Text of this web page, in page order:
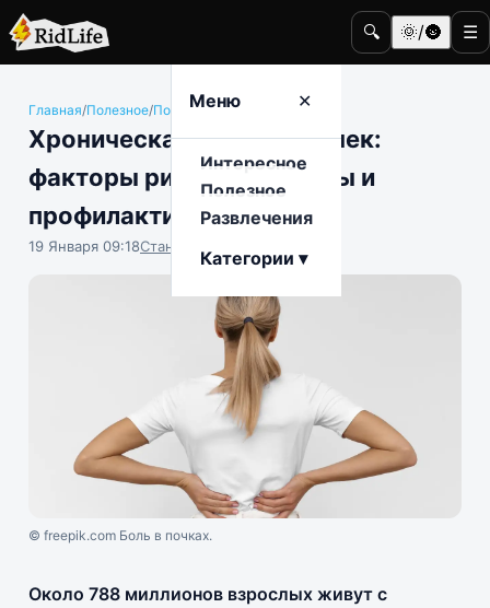
🔍 🌞/🌚 ☰
Меню ✕
Интересное
Полезное
Развлечения
Категории ▾
Главная/Полезное/Полезные советы
Хроническая болезнь почек:
факторы риска, симптомы и
профилактика
19 Января 09:18Станислав Тимонов
© freepik.com Боль в почках.
Около 788 миллионов взрослых живут с